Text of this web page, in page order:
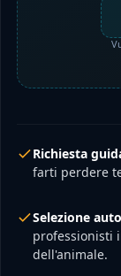
Richiesta
farti perdere
Selezione
professionisti
dell'animale.